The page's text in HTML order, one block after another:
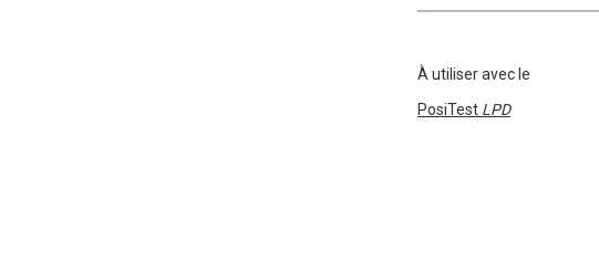
À utiliser avec le
PosiTest LPD